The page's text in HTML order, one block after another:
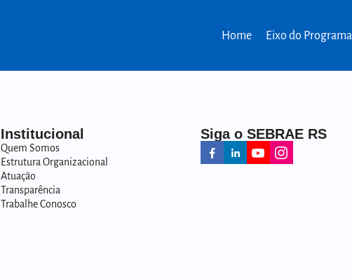
Home Eixo do Programa
Institucional
Quem Somos
Estrutura Organizacional
Atuação
Transparência
Trabalhe Conosco
Siga o SEBRAE RS